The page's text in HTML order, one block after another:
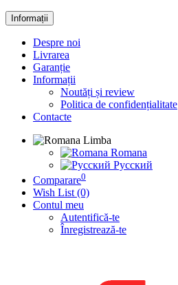
Informații
Despre noi
Livrarea
Garanție
Informații
Noutăți și review
Politica de confidențialitate
Contacte
Limba
Romana
Русский
Comparare0
Wish List (0)
Contul meu
Autentifică-te
Înregistrează-te